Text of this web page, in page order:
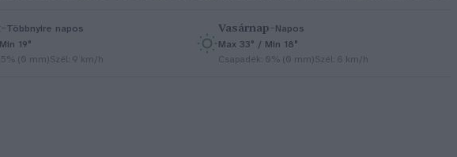
–Többnyire napos
19°
5% (0 mm)Szél: 9 km/h
Vasárnap–Napos
Max 33° / Min 18°
Csapadék: 0% (0 mm)Szél: 6 km/h